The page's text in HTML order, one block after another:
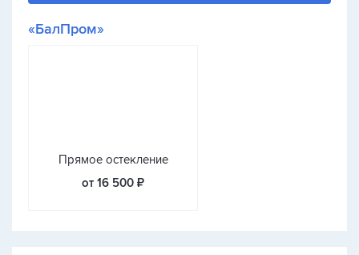
«БалПром»
Прямое остекление
от 16 500 ₽